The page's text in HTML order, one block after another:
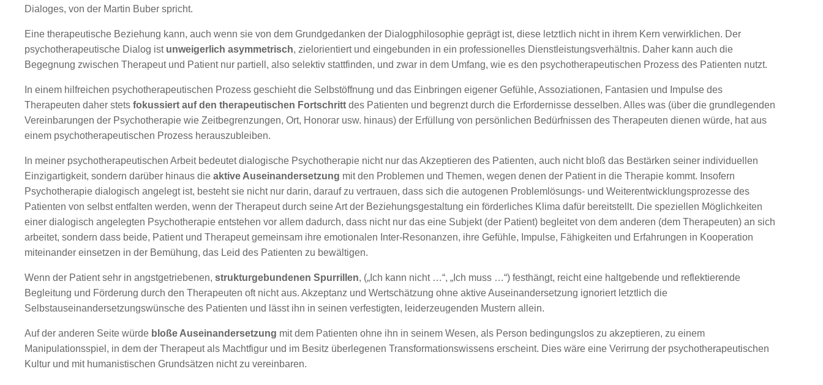
Dialoges, von der Martin Buber spricht.
Eine therapeutische Beziehung kann, auch wenn sie von dem Grundgedanken der Dialogphilosophie geprägt ist, diese letztlich nicht in ihrem Kern verwirklichen. Der
psychotherapeutische Dialog ist unweigerlich asymmetrisch, zielorientiert und eingebunden in ein professionelles Dienstleistungsverhältnis. Daher kann auch die
Begegnung zwischen Therapeut und Patient nur partiell, also selektiv stattfinden, und zwar in dem Umfang, wie es den psychotherapeutischen Prozess des Patienten nutzt.
In einem hilfreichen psychotherapeutischen Prozess geschieht die Selbstöffnung und das Einbringen eigener Gefühle, Assoziationen, Fantasien und Impulse des
Therapeuten daher stets fokussiert auf den therapeutischen Fortschritt des Patienten und begrenzt durch die Erfordernisse desselben. Alles was (über die grundlegenden
Vereinbarungen der Psychotherapie wie Zeitbegrenzungen, Ort, Honorar usw. hinaus) der Erfüllung von persönlichen Bedürfnissen des Therapeuten dienen würde, hat aus
einem psychotherapeutischen Prozess herauszubleiben.
In meiner psychotherapeutischen Arbeit bedeutet dialogische Psychotherapie nicht nur das Akzeptieren des Patienten, auch nicht bloß das Bestärken seiner individuellen
Einzigartigkeit, sondern darüber hinaus die aktive Auseinandersetzung mit den Problemen und Themen, wegen denen der Patient in die Therapie kommt. Insofern
Psychotherapie dialogisch angelegt ist, besteht sie nicht nur darin, darauf zu vertrauen, dass sich die autogenen Problemlösungs- und Weiterentwicklungsprozesse des
Patienten von selbst entfalten werden, wenn der Therapeut durch seine Art der Beziehungsgestaltung ein förderliches Klima dafür bereitstellt. Die speziellen Möglichkeiten
einer dialogisch angelegten Psychotherapie entstehen vor allem dadurch, dass nicht nur das eine Subjekt (der Patient) begleitet von dem anderen (dem Therapeuten) an sich
arbeitet, sondern dass beide, Patient und Therapeut gemeinsam ihre emotionalen Inter-Resonanzen, ihre Gefühle, Impulse, Fähigkeiten und Erfahrungen in Kooperation
miteinander einsetzen in der Bemühung, das Leid des Patienten zu bewältigen.
Wenn der Patient sehr in angstgetriebenen, strukturgebundenen Spurrillen, („Ich kann nicht …“, „Ich muss …“) festhängt, reicht eine haltgebende und reflektierende
Begleitung und Förderung durch den Therapeuten oft nicht aus. Akzeptanz und Wertschätzung ohne aktive Auseinandersetzung ignoriert letztlich die
Selbstauseinandersetzungswünsche des Patienten und lässt ihn in seinen verfestigten, leiderzeugenden Mustern allein.
Auf der anderen Seite würde bloße Auseinandersetzung mit dem Patienten ohne ihn in seinem Wesen, als Person bedingungslos zu akzeptieren, zu einem
Manipulationsspiel, in dem der Therapeut als Machtfigur und im Besitz überlegenen Transformationswissens erscheint. Dies wäre eine Verirrung der psychotherapeutischen
Kultur und mit humanistischen Grundsätzen nicht zu vereinbaren.